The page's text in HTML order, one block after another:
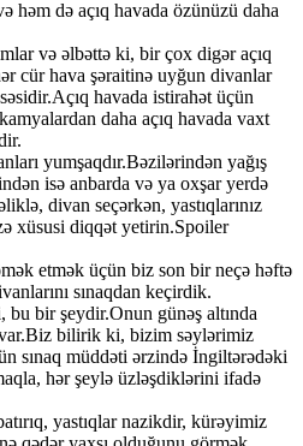
həm də açıq havada özünüzü daha
və əlbəttə ki, bir çox digər açıq
cür hava şəraitinə uyğun divanlar
havada istirahət üçün
daha açıq havada vaxt
yumşaqdır.Bəzilərindən yağış
isə anbarda və ya oxşar yerdə
divan seçərkən, yastıqlarınız
xüsusi diqqət yetirin.Spoiler
etmək üçün biz son bir neçə həftə
sınaqdan keçirdik.
bir şeydir.Onun günəş altında
var.Biz bilirik ki, bizim səylərimiz
sınaq müddəti ərzində İngiltərədəki
hər şeylə üzləşdiklərini ifadə
yastıqlar nazikdir, kürəyimiz